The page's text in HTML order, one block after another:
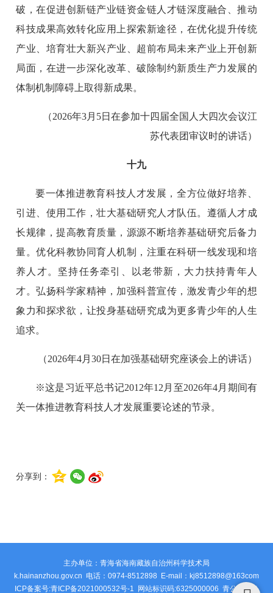
破，在促进创新链产业链资金链人才链深度融合、推动
科技成果高效转化应用上探索新途径，在优化提升传统
产业、培育壮大新兴产业、超前布局未来产业上开创新
局面，在进一步深化改革、破除制约新质生产力发展的
体制机制障碍上取得新成果。
（2026年3月5日在参加十四届全国人大四次会议江
苏代表团审议时的讲话）
十九
要一体推进教育科技人才发展，全方位做好培养、
引进、使用工作，壮大基础研究人才队伍。遵循人才成
长规律，提高教育质量，源源不断培养基础研究后备力
量。优化科教协同育人机制，注重在科研一线发现和培
养人才。坚持任务牵引、以老带新，大力扶持青年人
才。弘扬科学家精神，加强科普宣传，激发青少年的想
象力和探求欲，让投身基础研究成为更多青少年的人生
追求。
（2026年4月30日在加强基础研究座谈会上的讲话）
※这是习近平总书记2012年12月至2026年4月期间有
关一体推进教育科技人才发展重要论述的节录。
分享到：
主办单位：青海省海南藏族自治州科学技术局
k.hainanzhou.gov.cn 电话：0974-8512898 E-mail：kj8512898@163com
ICP备案号:青ICP备2021000532号-1 网站标识码:6325000006 青公安网备